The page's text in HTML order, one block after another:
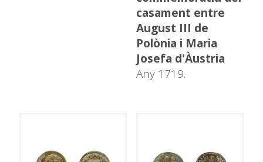
casament entre
August III de
Polònia i Maria
Josefa d'Àustria
Any 1719.